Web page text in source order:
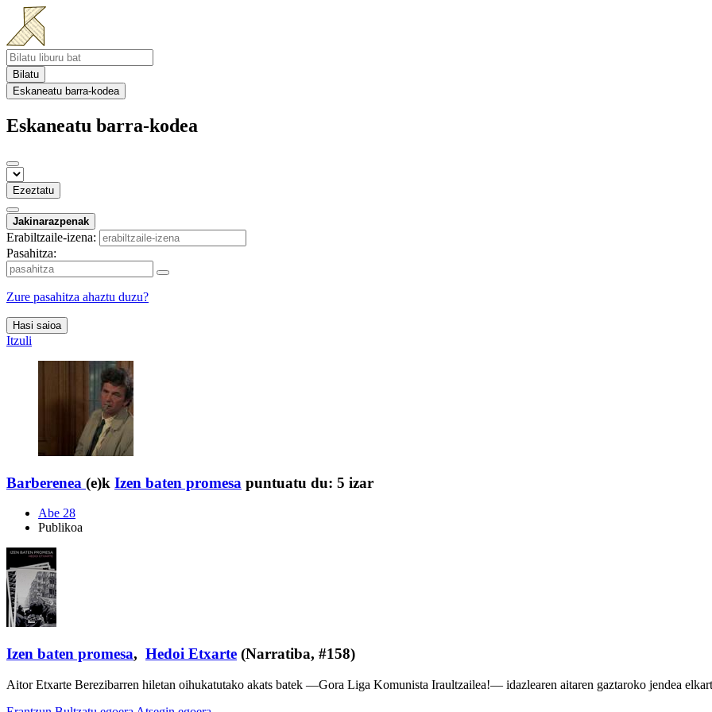
Bilatu
Eskaneatu barra-kodea
Eskaneatu barra-kodea
Ezeztatu
Jakinarazpenak
Erabiltzaile-izena:
Pasahitza:
Zure pasahitza ahaztu duzu?
Hasi saioa
Itzuli
Barberenea (e)k Izen baten promesa puntuatu du: 5 izar
Abe 28
Publikoa
Izen baten promesa, Hedoi Etxarte (Narratiba, #158)
Aitor Etxarte Berezibarren hiletan oihukatutako akats batek —Gora Liga Komunista Iraultzailea!— idazlearen aitaren gaztaroko jendea